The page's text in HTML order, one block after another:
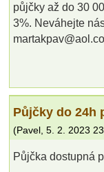
půjčky až do 30
3%. Neváhejte
Půjčky do 24h
(Pavel 5. 2. 2023
Půjčka dostupná